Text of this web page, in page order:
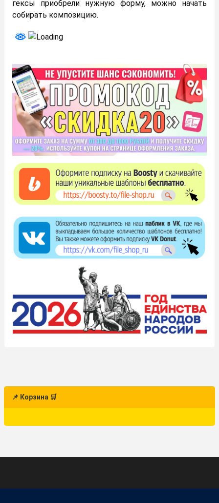
гексы приобрели нужную форму, можно начать
собирать композицию.
📌 Корзина 🛒